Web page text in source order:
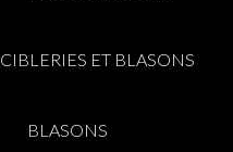
CIBLERIES ET BLASONS
BLASONS